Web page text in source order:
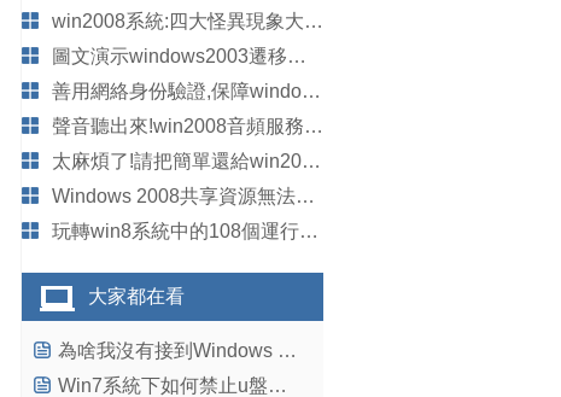
win2008系統:四大怪異現象大揭秘
圖文演示windows2003遷移至win2008系統的步驟
善用網絡身份驗證,保障windows2008系統安全
聲音聽出來!win2008音頻服務開啟步驟
太麻煩了!請把簡單還給win2008行嗎?
Windows 2008共享資源無法打開怎麼辦?
玩轉win8系統中的108個運行命令
大家都在看
為啥我沒有接到Windows 10升級通知？
Win7系統下如何禁止u盤使用？